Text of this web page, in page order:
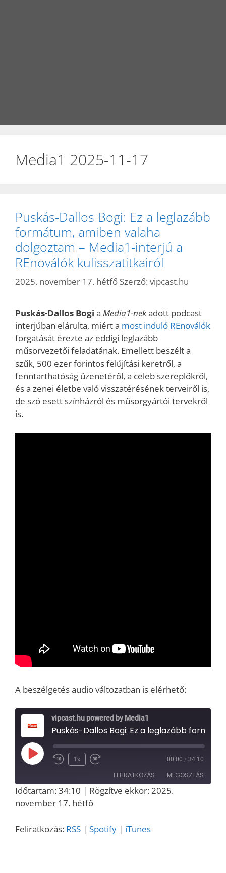
Media1 2025-11-17
Puskás-Dallos Bogi: Ez a leglazább
formátum, amiben valaha
dolgoztam – Media1-interjú a
REnoválók kulisszatitkairól
2025. november 17. hétfő Szerző: vipcast.hu
Puskás-Dallos Bogi a Media1-nekadott podcast
interjúban elárulta, miért a most induló REnoválók
forgatását érezte az eddigi leglazább
műsorvezetői feladatának. Emellett beszélt a
szűk, 500 ezer forintos felújítási keretről, a
fenntarthatóság üzenetéről, a celeb szereplőkről,
és a zenei életbe való visszatérésének terveiről is,
de szó esett színházról és műsorgyártói tervekről
is.
A beszélgetés audio változatban is elérhető:
vipcast.hu powered by Media1
Play
1x 00:00 / 34:10
FELIRATKOZÁS MEGOSZTÁS
RSS
MEGOSZT
ÁS
LINK
Időtartam: 34:10 | Rögzítve ekkor: 2025.
november 17. hétfő
Feliratkozás: RSS | Spotify | iTunes